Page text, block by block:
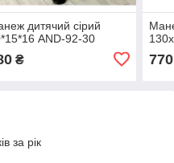
дитячий сірий
AND-92-30
₴ 770
за рік